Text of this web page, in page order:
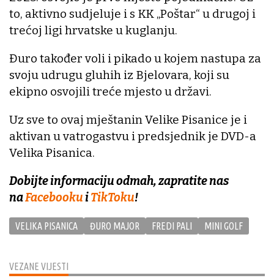
VEZANE VIJESTI
to, aktivno sudjeluje i s KK „Poštar“ u drugoj i
trećoj ligi hrvatske u kuglanju.
Đuro također voli i pikado u kojem nastupa za
svoju udrugu gluhih iz Bjelovara, koji su
ekipno osvojili treće mjesto u državi.
Uz sve to ovaj mještanin Velike Pisanice je i
aktivan u vatrogastvu i predsjednik je DVD-a
Velika Pisanica.
Dobijte informaciju odmah, zapratite nas
naFacebookuiTikToku!
VELIKA PISANICA ĐURO MAJOR FREDI PALI MINI GOLF